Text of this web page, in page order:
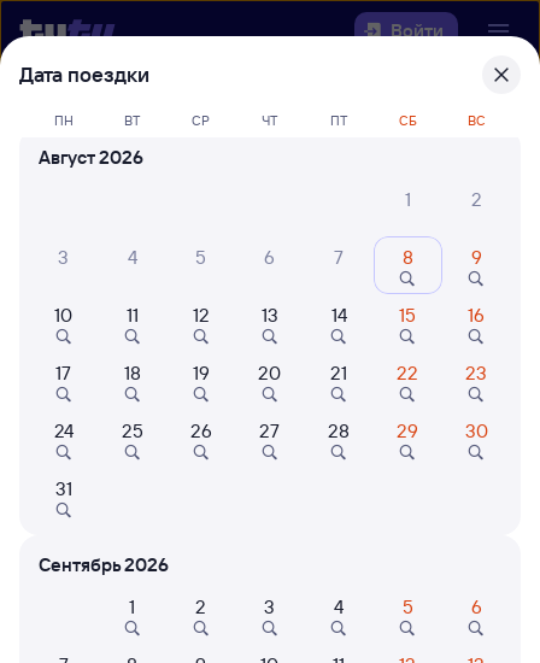
Войти
Выберите день, чтобы найтиж/д
билеты Липецк — Становая
Куда
Когда
Кто едет
Найти поезда
Расписание поездов Липецк — Становая
Дата поездки
ПН ВТ СР ЧТ ПТ СБ ВС
Август 2026
1
2
3 4 5 6 7 8 9
10 11 12 13 14 15 16
17 18 19 20 21 22 23
24 25 26 27 28 29 30
31
Сентябрь 2026
1
2 3 4 5 6